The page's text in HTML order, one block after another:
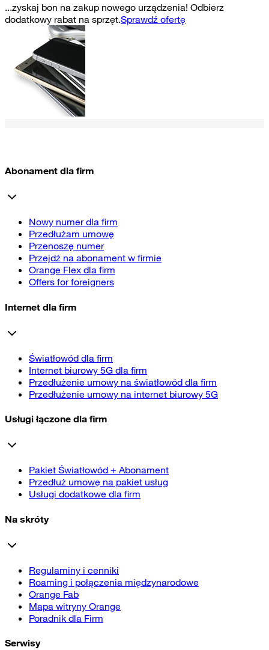
...zyskaj bon na zakup nowego urządzenia! Odbierz
dodatkowy rabat na sprzęt.Sprawdź ofertę
Abonament dla firm
Nowy numer dla firm
Przedłużam umowę
Przenoszę numer
Przejdź na abonament w firmie
Orange Flex dla firm
Offers for foreigners
Internet dla firm
Światłowód dla firm
Internet biurowy 5G dla firm
Przedłużenie umowy na światłowód dla firm
Przedłużenie umowy na internet biurowy 5G
Usługi łączone dla firm
Pakiet Światłowód + Abonament
Przedłuż umowę na pakiet usług
Usługi dodatkowe dla firm
Na skróty
Regulaminy i cenniki
Roaming i połączenia międzynarodowe
Orange Fab
Mapa witryny Orange
Poradnik dla Firm
Serwisy